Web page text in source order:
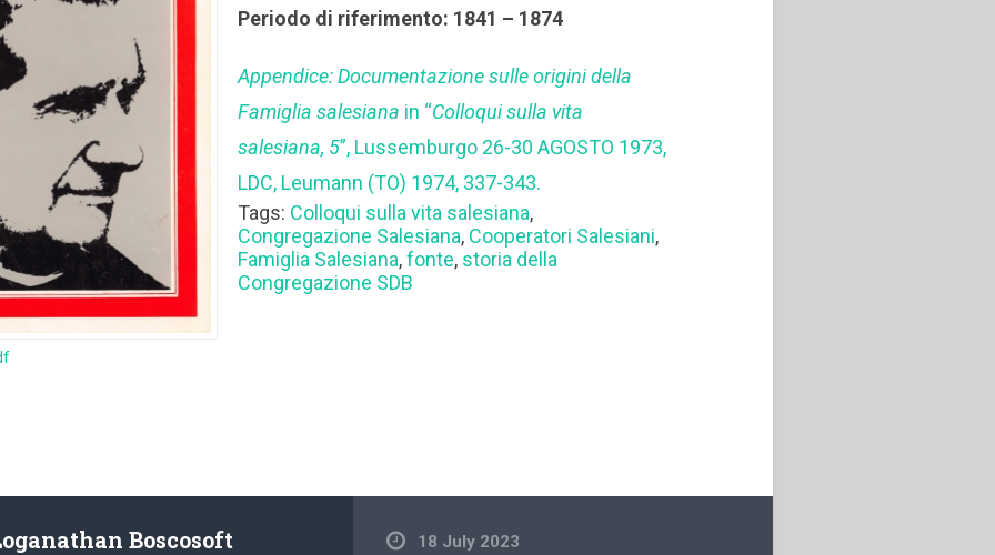
Periodo di riferimento: 1841 – 1874
Appendice: Documentazione sulle origini della
Famiglia salesiana in “Colloqui sulla vita
salesiana, 5”, Lussemburgo 26-30 AGOSTO 1973,
LDC, Leumann (TO) 1974, 337-343.
Tags: Colloqui sulla vita salesiana,
Congregazione Salesiana, Cooperatori Salesiani,
Famiglia Salesiana,fonte, storia della
Congregazione SDB
Boscosoft
18 July 2023